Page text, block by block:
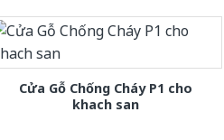
Cửa Gỗ Chống Cháy P1 cho
khach san